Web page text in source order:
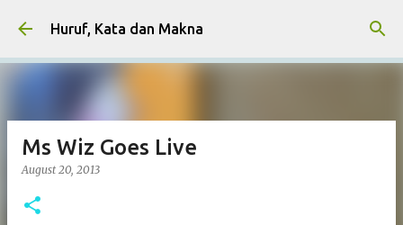
Skip to main content
Huruf, Kata dan Makna
Ms Wiz Goes Live
August 20, 2013